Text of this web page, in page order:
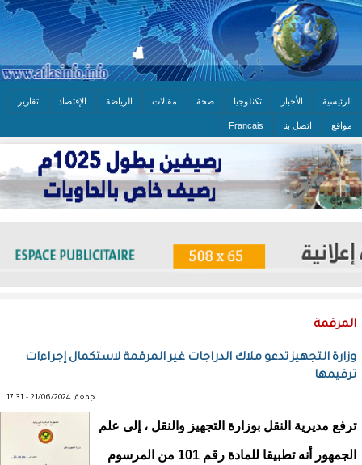
الرئيسية الأخبار تكنلوجيا صحة مقالات الرياضة الإقتصاد تقارير
مواقع اتصل بنا Francais
المرقمة
وزارة التجهيز تدعو ملاك الدراجات غير المرقمة لاستكمال إجراءات
ترقيمها
جمعة, 21/06/2024 - 17:31
ترفع مديرية النقل بوزارة التجهيز والنقل ، إلى علم
الجمهور أنه تطبيقا للمادة رقم 101 من المرسوم